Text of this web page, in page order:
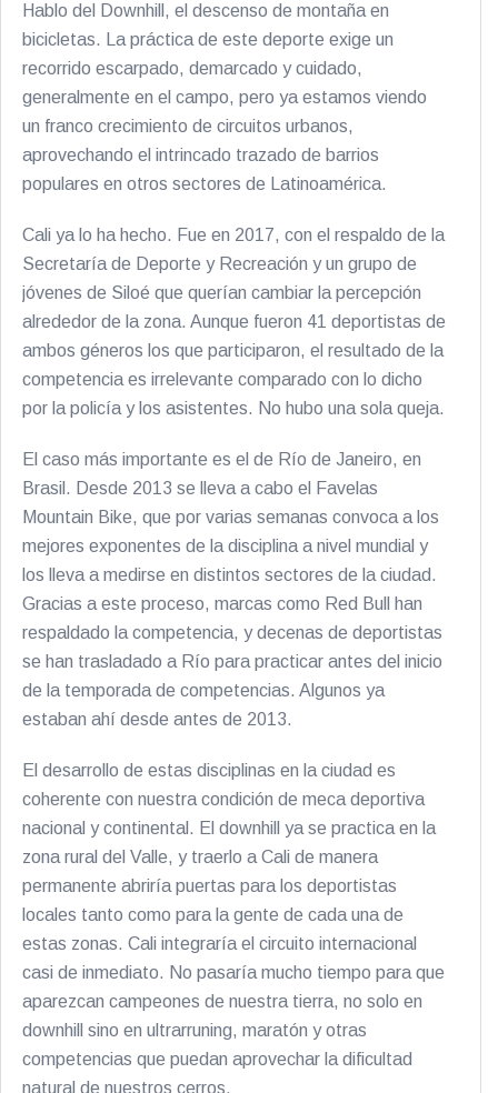
Hablo del Downhill, el descenso de montaña en
bicicletas. La práctica de este deporte exige un
recorrido escarpado, demarcado y cuidado,
generalmente en el campo, pero ya estamos viendo
un franco crecimiento de circuitos urbanos,
aprovechando el intrincado trazado de barrios
populares en otros sectores de Latinoamérica.
Cali ya lo ha hecho. Fue en 2017, con el respaldo de la
Secretaría de Deporte y Recreación y un grupo de
jóvenes de Siloé que querían cambiar la percepción
alrededor de la zona. Aunque fueron 41 deportistas de
ambos géneros los que participaron, el resultado de la
competencia es irrelevante comparado con lo dicho
por la policía y los asistentes. No hubo una sola queja.
El caso más importante es el de Río de Janeiro, en
Brasil. Desde 2013 se lleva a cabo el Favelas
Mountain Bike, que por varias semanas convoca a los
mejores exponentes de la disciplina a nivel mundial y
los lleva a medirse en distintos sectores de la ciudad.
Gracias a este proceso, marcas como Red Bull han
respaldado la competencia, y decenas de deportistas
se han trasladado a Río para practicar antes del inicio
de la temporada de competencias. Algunos ya
estaban ahí desde antes de 2013.
El desarrollo de estas disciplinas en la ciudad es
coherente con nuestra condición de meca deportiva
nacional y continental. El downhill ya se practica en la
zona rural del Valle, y traerlo a Cali de manera
permanente abriría puertas para los deportistas
locales tanto como para la gente de cada una de
estas zonas. Cali integraría el circuito internacional
casi de inmediato. No pasaría mucho tiempo para que
aparezcan campeones de nuestra tierra, no solo en
downhill sino en ultrarruning, maratón y otras
competencias que puedan aprovechar la dificultad
natural de nuestros cerros.